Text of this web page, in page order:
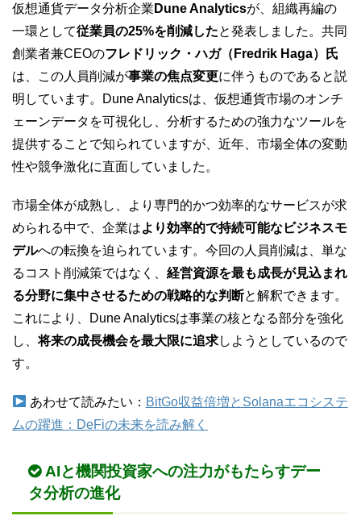
仮想通貨データ分析企業 Dune Analyticsが、組織再編の
一環として従業員の25%を削減したと発表しました。共同
創業者兼CEOのフレドリック・ハガ（Fredrik Haga）氏
は、この人員削減が事業の焦点変更に伴うものであると説
明しています。Dune Analyticsは、仮想通貨市場のオンチ
ェーンデータを可視化し、分析するための強力なツールを
提供することで知られていますが、近年、市場全体の変動
性や競争激化に直面していました。
市場全体が成熟し、より専門的かつ効率的なサービスが求
められる中で、企業はより効率的で持続可能なビジネスモ
デルへの転換を迫られています。今回の人員削減は、単な
るコスト削減策ではなく、 経営資源を最も成長が見込まれ
る分野に集中させるための戦略的な判断と解釈できます。
これにより、Dune Analyticsは事業の核となる部分を強化
し、将来の成長機会を最大限に追求しようとしているので
す。
あわせて読みたい： BitGo収益倍増とSolanaエコシステ
ムの躍進：DeFiの未来を読み解く
AIと機関投資家への注力がもたらすデー
タ分析の進化